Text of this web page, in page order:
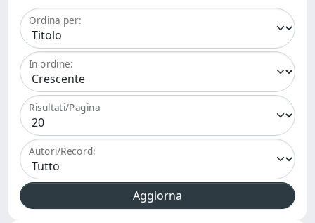
Ordina per:
In ordine:
Risultati/Pagina
Autori/Record: